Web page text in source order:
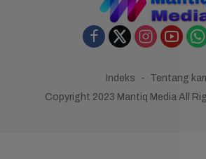
Indeks
Tentang
Copyright 2023 Mantiq Media All